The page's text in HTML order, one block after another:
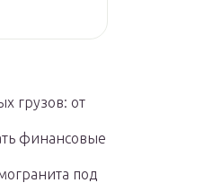
грузов: от
финансовые
под